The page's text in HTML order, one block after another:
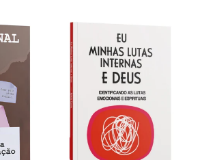
volume em uma ferramenta completa para
congregacional.
Revista e Corrigida (ARC)